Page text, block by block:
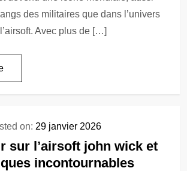
des militaires que dans l’univers
Avec plus de […]
on: 29 janvier 2026
sur l’airsoft john wick et
incontournables